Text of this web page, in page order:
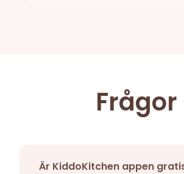
Frågor
Är KiddoKitchen appen